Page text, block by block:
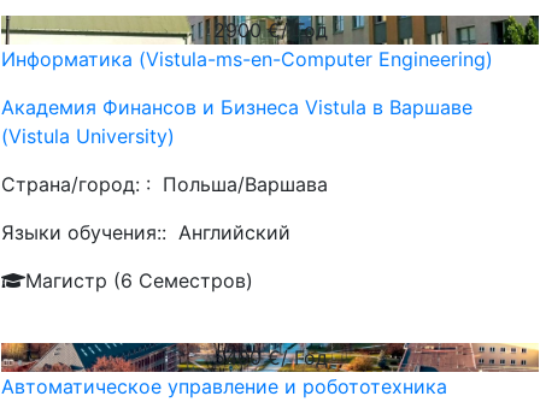
2900€/ Год
Информатика (Vistula-ms-en-Computer Engineering)
Академия Финансов и Бизнеса Vistula в Варшаве
(Vistula University)
Страна/город: : Польша/Варшава
Языки обучения:: Английский
Магистр (6 Семестров)
5400€/ Год
Автоматическое управление и робототехника